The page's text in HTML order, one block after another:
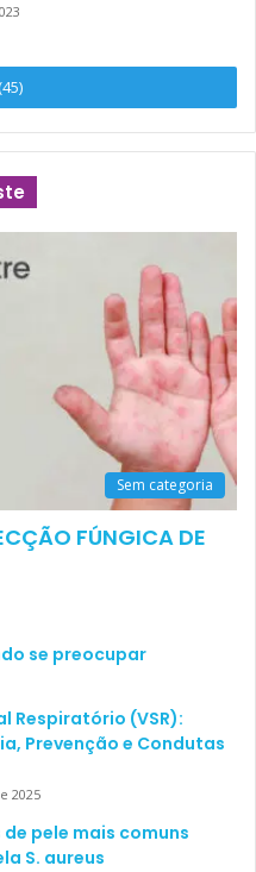
Sem categoria
FÚNGICA DE
se preocupar
Respiratório (VSR):
Prevenção e Condutas
2025
pele mais comuns
S. aureus